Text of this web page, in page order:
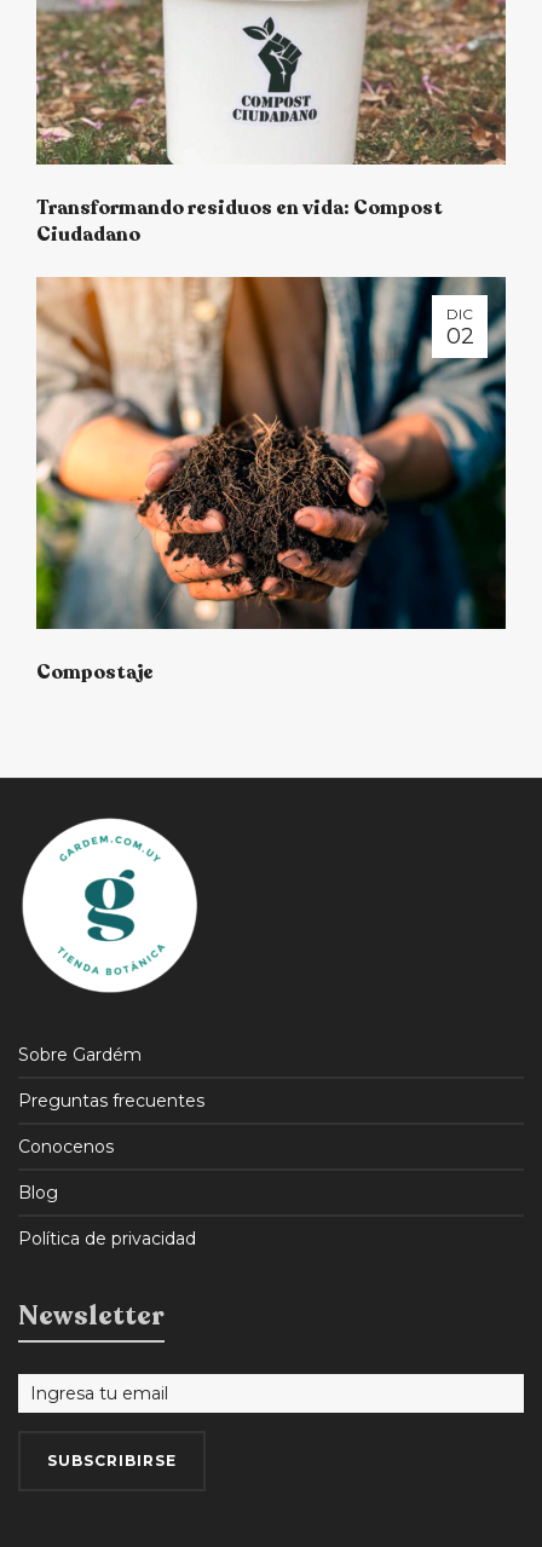
Transformando residuos en vida: Compost
Ciudadano
DIC
02
Compostaje
Sobre Gardém
Preguntas frecuentes
Conocenos
Blog
Política de privacidad
Newsletter